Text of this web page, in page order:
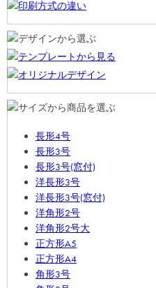
長形4号
長形3号
長形3号(窓付)
洋長形3号
洋長形3号(窓付)
洋角形2号
洋角形2号大
正方形A5
正方形A4
角形3号